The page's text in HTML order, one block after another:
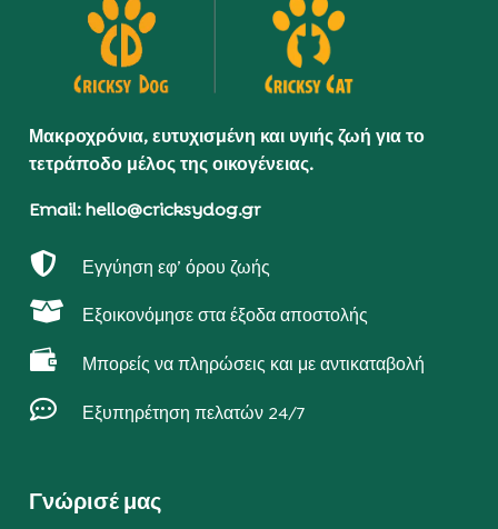
Μακροχρόνια, ευτυχισμένη και υγιής ζωή για το
τετράποδο μέλος της οικογένειας.
Email: hello@cricksydog.gr
 Εγγύηση εφ’ όρου ζωής
 Εξοικονόμησε στα έξοδα αποστολής
 Μπορείς να πληρώσεις και με αντικαταβολή
 Εξυπηρέτηση πελατών 24/7
Γνώρισέ μας